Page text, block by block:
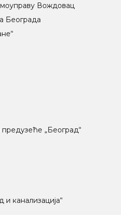
Вождовац
Београда
„Београд“
канализација“